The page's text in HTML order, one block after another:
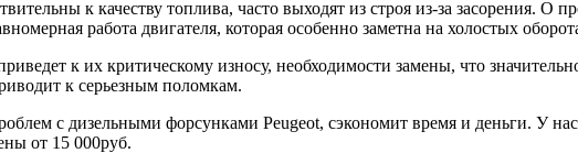
к качеству топлива, часто выходят из строя из-за засорения. О
работа двигателя, которая особенно заметна на холостых
к их критическому износу, необходимости замены, что
к серьезным поломкам.
с дизельными форсунками Peugeot, сэкономит время и деньги. У
от 15 000руб.